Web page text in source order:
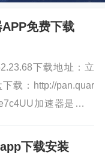
免费下载
下载地址：立
载：http://pan.quar
加速器是一款
戏工...
下载安装